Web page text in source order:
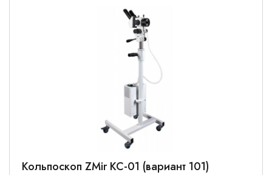
Кольпоскоп ZMir КС-01 (вариант 101)